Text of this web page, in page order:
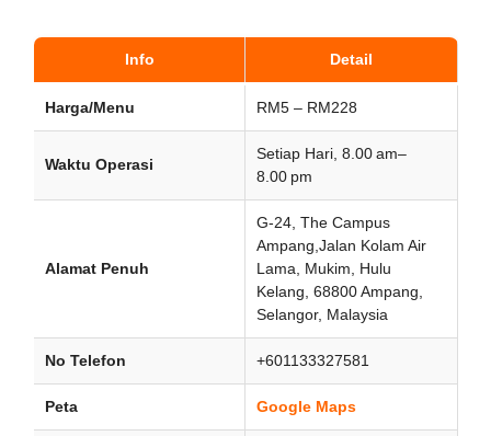
Info Detail
Harga/Menu RM5 – RM228
Waktu Operasi
Setiap Hari, 8.00 am–
8.00 pm
Alamat Penuh
G-24, The Campus
Ampang,Jalan Kolam Air
Lama, Mukim, Hulu
Kelang, 68800 Ampang,
Selangor, Malaysia
No Telefon +601133327581
Peta Google Maps